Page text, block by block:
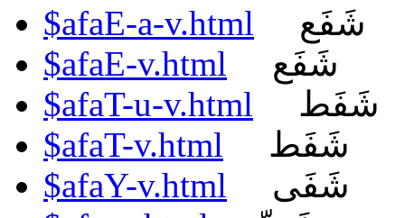
$afaE-a-v.html
شَفَع
$afaE-v.html
شَفَع
$afaT-u-v.html
شَفَط
$afaT-v.html
شَفَط
$afaY-v.html
شَفَى